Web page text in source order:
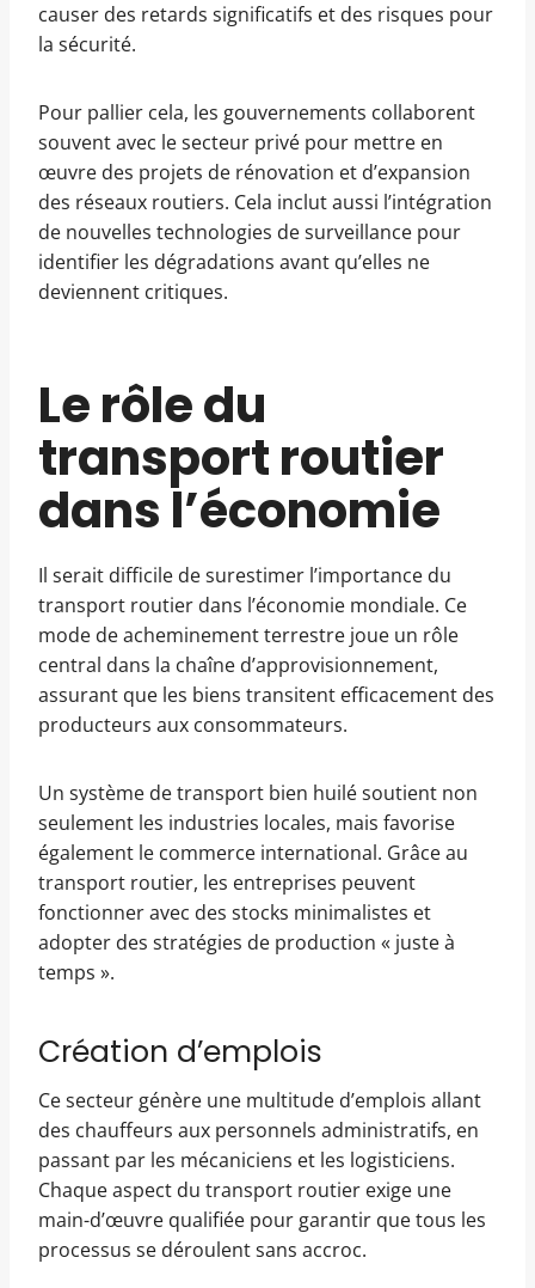
causer des retards significatifs et des risques pour
la sécurité.
Pour pallier cela, les gouvernements collaborent
souvent avec le secteur privé pour mettre en
œuvre des projets de rénovation et d’expansion
des réseaux routiers. Cela inclut aussi l’intégration
de nouvelles technologies de surveillance pour
identifier les dégradations avant qu’elles ne
deviennent critiques.
Le rôle du
transport routier
dans l’économie
Il serait difficile de surestimer l’importance du
transport routier dans l’économie mondiale. Ce
mode de acheminement terrestre joue un rôle
central dans la chaîne d’approvisionnement,
assurant que les biens transitent efficacement des
producteurs aux consommateurs.
Un système de transport bien huilé soutient non
seulement les industries locales, mais favorise
également le commerce international. Grâce au
transport routier, les entreprises peuvent
fonctionner avec des stocks minimalistes et
adopter des stratégies de production « juste à
temps ».
Création d’emplois
Ce secteur génère une multitude d’emplois allant
des chauffeurs aux personnels administratifs, en
passant par les mécaniciens et les logisticiens.
Chaque aspect du transport routier exige une
main-d’œuvre qualifiée pour garantir que tous les
processus se déroulent sans accroc.